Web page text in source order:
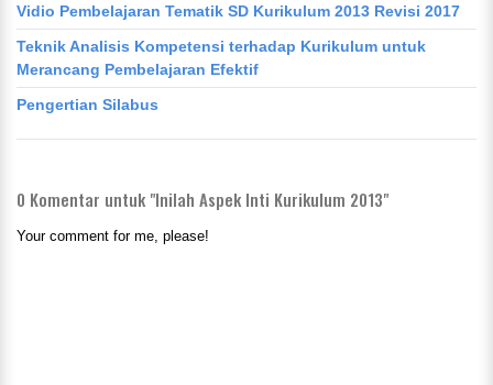
Vidio Pembelajaran Tematik SD Kurikulum 2013 Revisi 2017
Teknik Analisis Kompetensi terhadap Kurikulum untuk
Merancang Pembelajaran Efektif
Pengertian Silabus
0 Komentar untuk "Inilah Aspek Inti Kurikulum 2013"
Your comment for me, please!